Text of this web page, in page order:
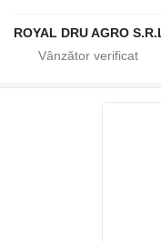
ROYAL DRU AGRO